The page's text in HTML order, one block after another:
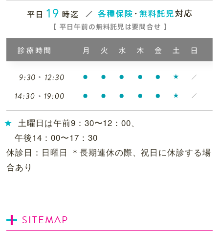
土曜日は午前9：30〜12：00、
午後14：00〜17：30
休診日：日曜日 ＊長期連休の際、祝日に休診する場
合あり
SITEMAP